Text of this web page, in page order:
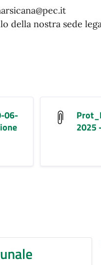
della nostra sede
06-
2025